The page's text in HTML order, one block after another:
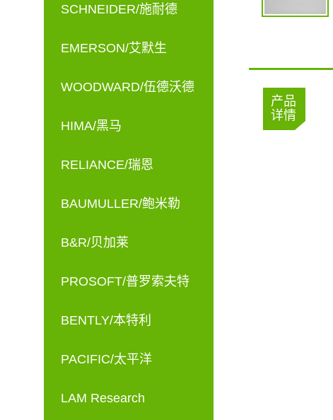
SCHNEIDER/施耐德
EMERSON/艾默生
WOODWARD/伍德沃德
HIMA/黑马
RELIANCE/瑞恩
BAUMULLER/鲍米勒
B&R/贝加莱
PROSOFT/普罗索夫特
BENTLY/本特利
PACIFIC/太平洋
LAM Research
产品
详情